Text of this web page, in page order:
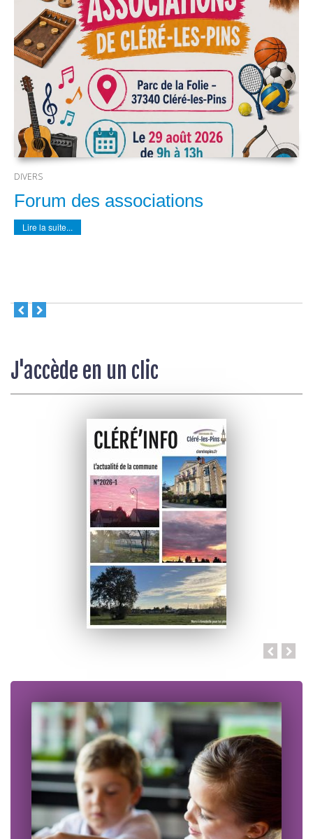
DIVERS
Forum des associations
Lire la suite...
J'accède en un clic